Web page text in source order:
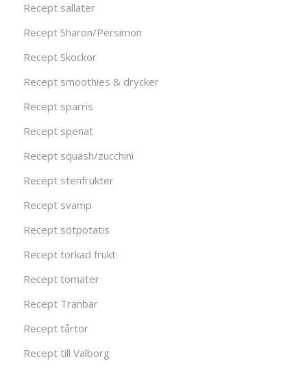
Recept sallater
Recept Sharon/Persimon
Recept Skockor
Recept smoothies & drycker
Recept sparris
Recept spenat
Recept squash/zucchini
Recept stenfrukter
Recept svamp
Recept sötpotatis
Recept torkad frukt
Recept tomater
Recept Tranbär
Recept tårtor
Recept till Valborg